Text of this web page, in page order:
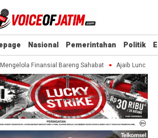
Nasional Pemerintahan Politik
Finansial Bareng Sahabat Ajaib Luncurkan